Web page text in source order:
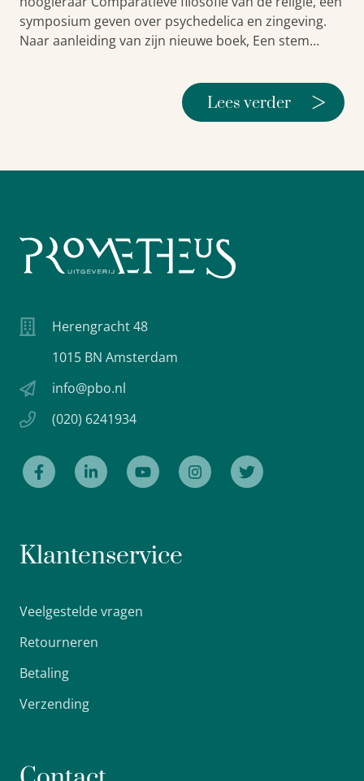
symposium geven over psychedelica en zingeving.
Naar aanleiding van zijn nieuwe boek, Een stem…
Lees verder >
Herengracht 48
1015 BN Amsterdam
info@pbo.nl
(020) 6241934
Klantenservice
Veelgestelde vragen
Retourneren
Betaling
Verzending